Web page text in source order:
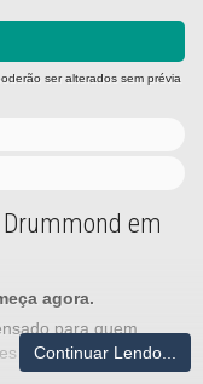
ser alterados sem prévia
em
agora.
para quem
mais valorizadas e
Continuar Lendo...